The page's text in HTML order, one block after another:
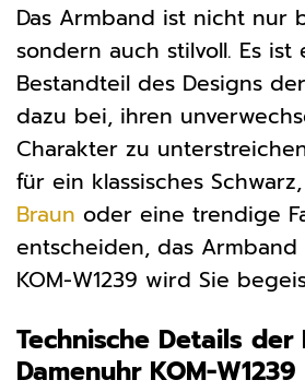
Das Armband ist nicht nur
sondern auch stilvoll. Es
Bestandteil des Designs
dazu bei, ihren
Charakter zu
für ein klassisches
Braun oder eine trendige
entscheiden, das
KOM-W1239 wird Sie
Technische Details der
Damenuhr KOM-W1239